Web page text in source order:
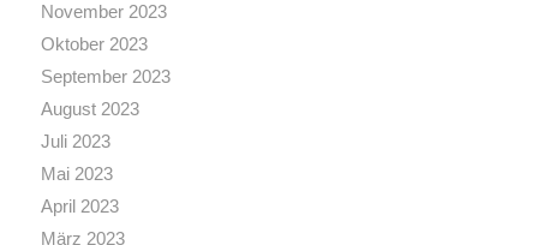
November 2023
Oktober 2023
September 2023
August 2023
Juli 2023
Mai 2023
April 2023
März 2023